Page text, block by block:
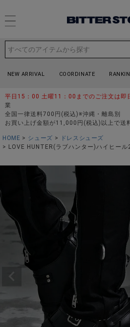
NEW ARRIVAL COORDINATE
平日15：00 土曜11：00までのご注文は即
業
全国一律送料700円(税込)※沖縄・離島別
お買い上げ金額が11,000円(税込)以上で送
HOME シューズ
ドレスシューズ
LOVE HUNTER(ラブハンター)ハイヒー